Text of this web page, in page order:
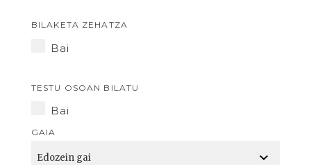
BILAKETA ZEHATZA
Bai
TESTU OSOAN BILATU
Bai
GAIA